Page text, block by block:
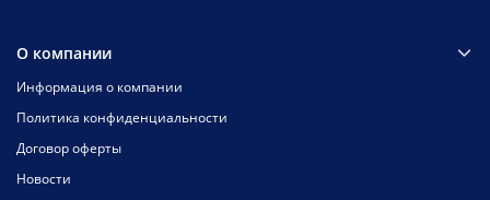
О компании
Информация о компании
Политика конфиденциальности
Договор оферты
Новости